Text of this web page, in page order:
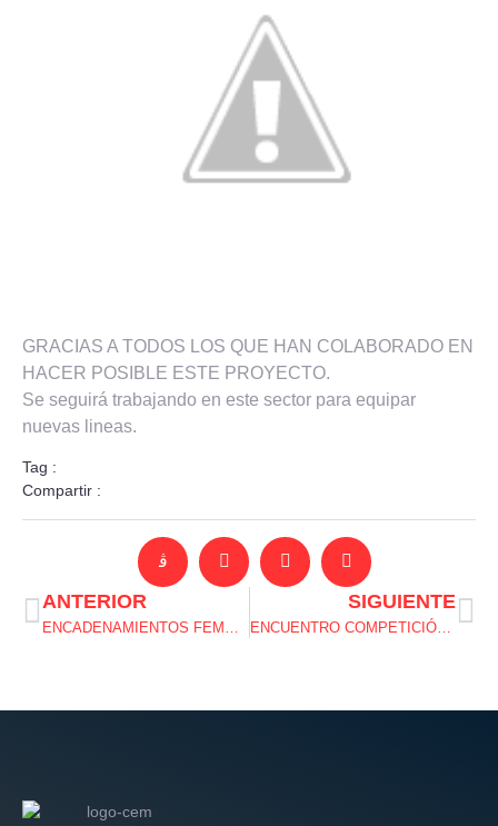
GRACIAS A TODOS LOS QUE HAN COLABORADO EN
HACER POSIBLE ESTE PROYECTO.
Se seguirá trabajando en este sector para equipar
nuevas lineas.
Tag :
Compartir :
ANTERIOR SIGUIENTE
ENCUENTRO COMPETICIÓN VIERNES 3 DE MAYO